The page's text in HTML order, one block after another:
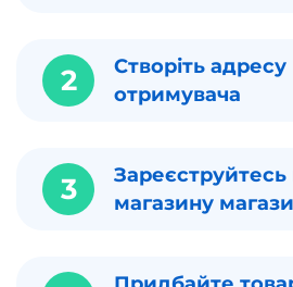
2
Створіть адресу
отримувача
3
Зареєструйтесь
магазину